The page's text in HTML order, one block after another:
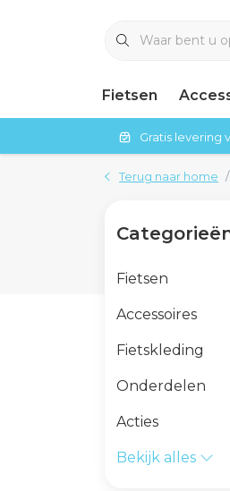
Fietsen
Gratis levering
Terug naar home
Fietsen
Accessoires
Fietskleding
Onderdelen
Acties
Bekijk alles